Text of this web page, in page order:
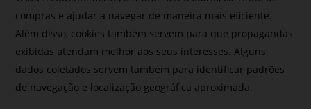
compras e ajudar a navegar de maneira mais eficiente.
Além disso, cookies também servem para que propagandas
exibidas atendam melhor aos seus interesses. Alguns
dados coletados servem também para identificar padrões
de navegação e localização geográfica aproximada.